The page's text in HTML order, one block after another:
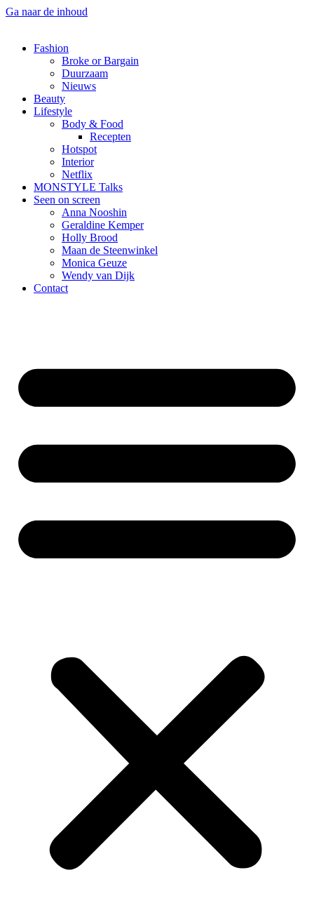
Ga naar de inhoud
Fashion
Broke or Bargain
Duurzaam
Nieuws
Beauty
Lifestyle
Body & Food
Recepten
Hotspot
Interior
Netflix
MONSTYLE Talks
Seen on screen
Anna Nooshin
Geraldine Kemper
Holly Brood
Maan de Steenwinkel
Monica Geuze
Wendy van Dijk
Contact